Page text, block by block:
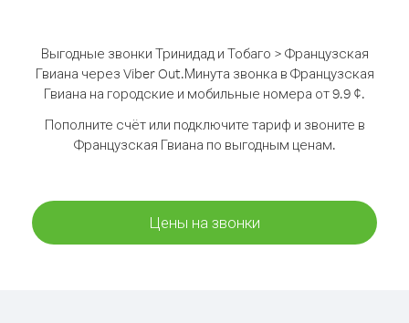
Выгодные звонки Тринидад и Тобаго > Французская
Гвиана через Viber Out.Минута звонка в Французская
Гвиана на городские и мобильные номера от 9.9 ¢.
Пополните счёт или подключите тариф и звоните в
Французская Гвиана по выгодным ценам.
Цены на звонки